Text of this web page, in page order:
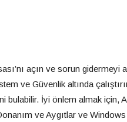
açın ve sorun gidermeyi
ve Güvenlik altında
bulabilir. İyi önlem almak için,
ve Aygıtlar ve